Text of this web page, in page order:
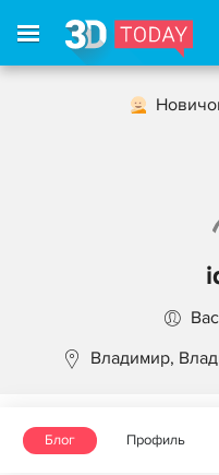
Владимир,
Блог Профиль